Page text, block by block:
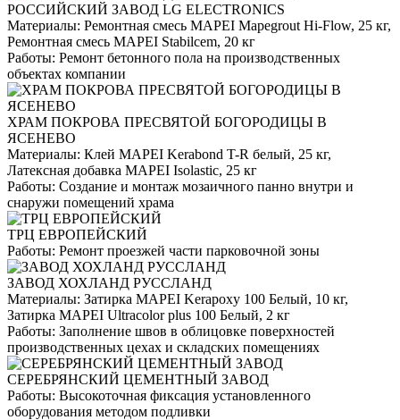
РОССИЙСКИЙ ЗАВОД LG ELECTRONICS
Материалы: Ремонтная смесь MAPEI Mapegrout Hi-Flow, 25 кг,
Ремонтная смесь MAPEI Stabilcem, 20 кг
Работы: Ремонт бетонного пола на производственных
объектах компании
ХРАМ ПОКРОВА ПРЕСВЯТОЙ БОГОРОДИЦЫ В
ЯСЕНЕВО
Материалы: Клей MAPEI Kerabond T-R белый, 25 кг,
Латексная добавка MAPEI Isolastic, 25 кг
Работы: Создание и монтаж мозаичного панно внутри и
снаружи помещений храма
ТРЦ ЕВРОПЕЙСКИЙ
Работы: Ремонт проезжей части парковочной зоны
ЗАВОД ХОХЛАНД РУССЛАНД
Материалы: Затирка MAPEI Kerapoxy 100 Белый, 10 кг,
Затирка MAPEI Ultracolor plus 100 Белый, 2 кг
Работы: Заполнение швов в облицовке поверхностей
производственных цехах и складских помещениях
СЕРЕБРЯНСКИЙ ЦЕМЕНТНЫЙ ЗАВОД
Работы: Высокоточная фиксация установленного
оборудования методом подливки